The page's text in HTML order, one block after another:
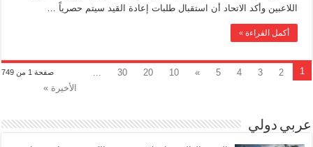
اللاعبين وأكد الاتحاد أن استقبال طلبات إعادة القيد سيتم حصرياً …
أكمل القراءة »
صفحة 1 من 749 1
2
3
4
5
»
10
20
30
الأخيرة »
عربي دولي